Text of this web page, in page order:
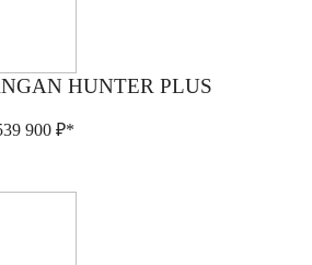
HUNTER PLUS
900 ₽*